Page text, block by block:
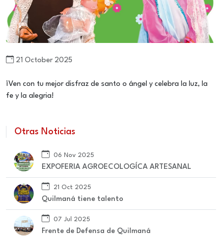
21 October 2025
¡Ven con tu mejor disfraz de santo o ángel y celebra la luz, la
fe y la alegria!
Otras Noticias
06 Nov 2025
EXPOFERIA AGROECOLOGÍCA ARTESANAL
21 Oct 2025
Quilmaná tiene talento
07 Jul 2025
Frente de Defensa de Quilmaná